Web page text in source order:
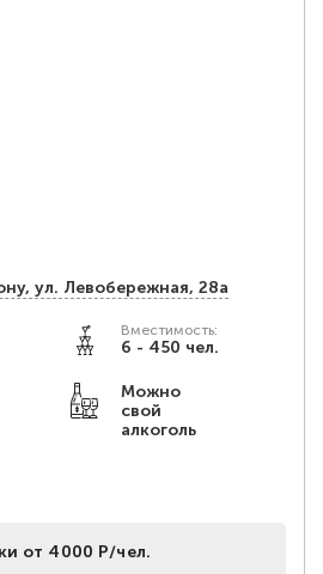
ул. Левобережная, 28a
Вместимость:
6 - 450 чел.
Можно
свой
алкоголь
от 4000 Р/чел.